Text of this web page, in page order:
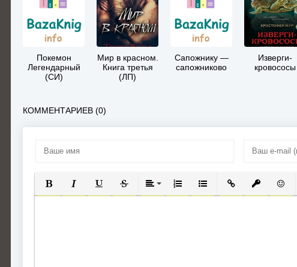
Покемон
Легендарный
(СИ)
Мир в красном.
Книга третья
(ЛП)
Сапожнику —
сапожниково
Изверги-
кровососы
КОММЕНТАРИЕВ (0)
ПОЛУЖИРНЫЙ
КУРСИВПОДЧЕРКНУТЫЙ
ЗАЧЕРКНУТЫЙВЫРАВНИВАНИЕ
НУМЕРОВАННЫЙ СПИСОК
МАРКИРОВАННЫЙ
ВСТАВИТЬВСТАВИТЬ